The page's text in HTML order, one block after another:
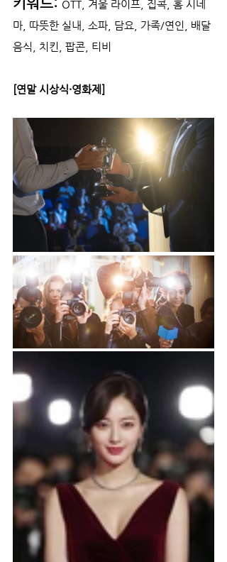
OTT, 겨울 라이프, 집콕, 홈 시네
마, 따뜻한 실내, 소파, 담요, 가족/연인, 배달
음식, 치킨, 팝콘, 티비
[연말 시상식·영화제]